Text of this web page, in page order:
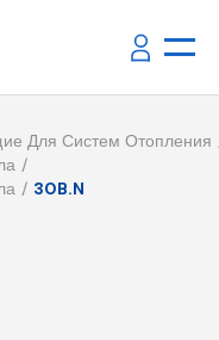
Для Систем Отопления
30B.N